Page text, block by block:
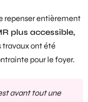
repenser entièrement
plus accessible,
travaux ont été
pour le foyer.
avant tout une